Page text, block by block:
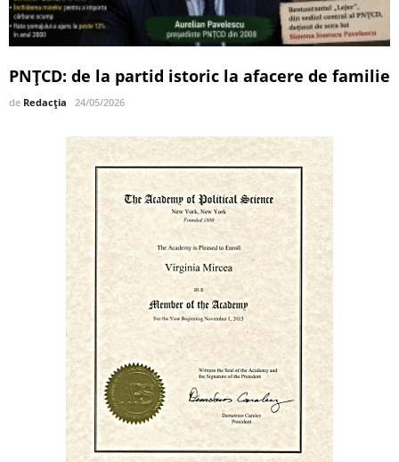
PNȚCD: de la partid istoric la afacere de familie
de Redacția 24/05/2026